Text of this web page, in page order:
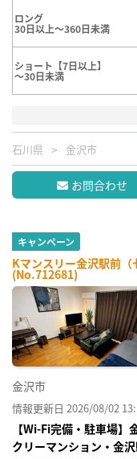
ロング
30日以上～360日未満
ショート【7日以上】
～30日未満
石川県 金沢市
お問合わせ
キャンペーン
Kマンスリー金沢駅前（
(No.712681)
金沢市
情報更新日 2026/08/02
【Wi-Fi完備・駐車場
クリーマンション・金